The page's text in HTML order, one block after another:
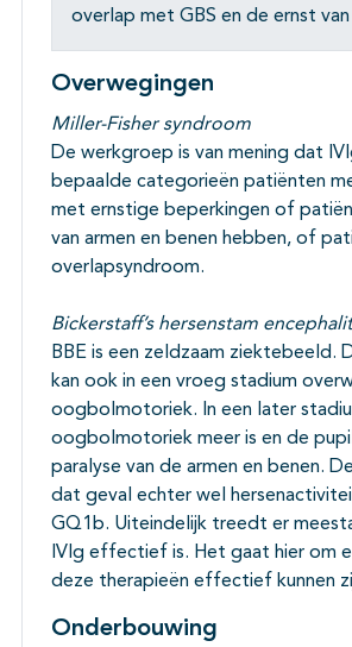
overlap met GBS en de ernst
Overwegingen
Miller-Fisher syndroom
De werkgroep is van mening dat
bepaalde categorieën patiënten
met ernstige beperkingen of
van armen en benen hebben, of
overlapsyndroom.
Bickerstaff’s hersenstam
BBE is een zeldzaam ziektebeeld.
kan ook in een vroeg stadium
oogbolmotoriek. In een later
oogbolmotoriek meer is en de
paralyse van de armen en benen.
dat geval echter wel
GQ1b. Uiteindelijk treedt er
IVIg effectief is. Het gaat hier om
deze therapieën effectief kunnen
Onderbouwing